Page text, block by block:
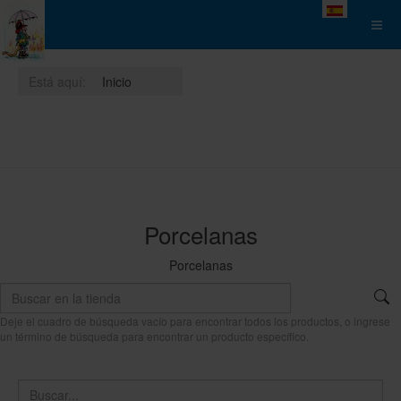
Seleccione
Inicio
Porcelanas
Porcelanas
Deje el cuadro de búsqueda vacío para encontrar todos los productos, o ingrese
un término de búsqueda para encontrar un producto específico.